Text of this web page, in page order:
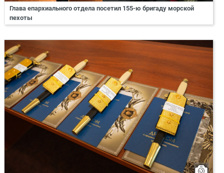
Глава епархиального отдела посетил 155-ю бригаду морской
пехоты